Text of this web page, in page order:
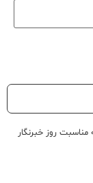
روز خبرنگار